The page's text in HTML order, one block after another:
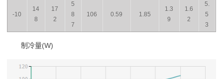
-10
14
8
17
2
5
8
7
106 0.59 1.85
1.3
9
1.6
2
5.
5
3
制冷量(W)